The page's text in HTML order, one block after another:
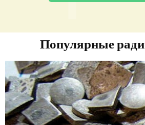
Популярные